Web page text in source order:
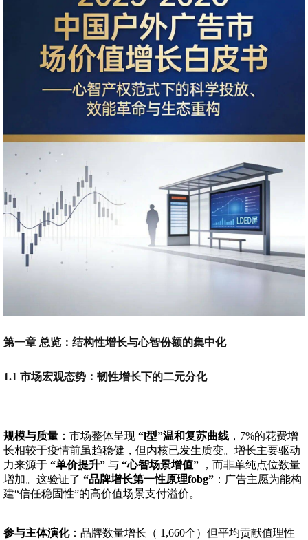
第一章 总览：结构性增长与心智份额的集中化
1.1 市场宏观态势：韧性增长下的二元分化
规模与质量 ：市场整体呈现 “l型”温和复苏曲线 ，7%的花费增
长相较于疫情前虽趋稳健，但内核已发生质变。增长主要驱动
力来源于 “单价提升” 与 “心智场景增值” ，而非单纯点位数量
增加。这验证了 “品牌增长第一性原理fobg” ：广告主愿为能构
建“信任稳固性”的高价值场景支付溢价。
参与主体演化：品牌数量增长（ 1,660个）但平均贡献值理性